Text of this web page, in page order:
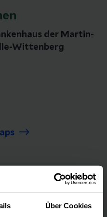
Über Cookies
der Martin-
Wittenberg